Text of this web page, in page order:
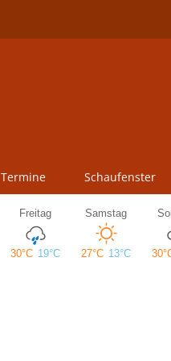
Termine Schaufenster